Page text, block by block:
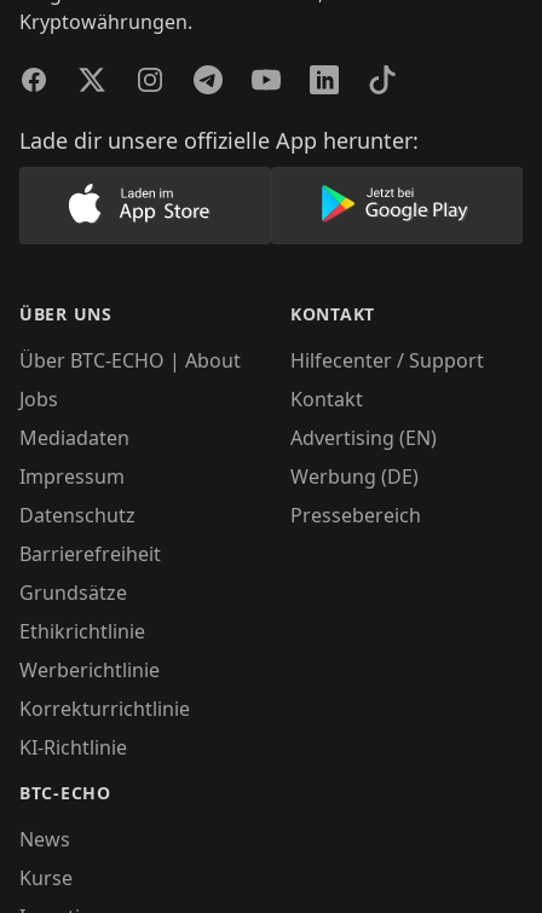
Kryptowährungen.
FacebookTwitterInstagramTelegramYouTubeLinkedInTikTok
Lade dir unsere offizielle App herunter:
Lade unsere App im AppStore herunter
Lade unsere
ÜBER UNS
Über BTC-ECHO | About
Jobs
Mediadaten
Impressum
Datenschutz
Barrierefreiheit
Grundsätze
Ethikrichtlinie
Werberichtlinie
Korrekturrichtlinie
KI-Richtlinie
BTC-ECHO
News
Kurse
KONTAKT
Hilfecenter / Support
Kontakt
Advertising (EN)
Werbung (DE)
Pressebereich